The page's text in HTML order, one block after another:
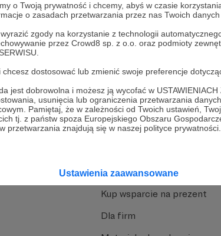
o Twoją prywatność i chcemy, abyś w czasie
o zasadach przetwarzania przez nas Twoich danych
zgody na korzystanie z technologii
przez Crowd8 sp. z o.o. oraz podmioty
chcesz dostosować lub zmienić swoje preferencje
jest dobrowolna i możesz ją wycofać w
usunięcia lub ograniczenia przetwarzania
Pamiętaj, że w zależności od Twoich ustawień,
tj. z państw spoza Europejskiego Obszaru
przetwarzania znajdują się w naszej polityce prywatności.
Ustawienia zaawansowane
Jak to działa
Funkcje Patronite
Dlaczego Patronite?
Opinie Twórców
Kup wsparcie na prezent
Dla firm